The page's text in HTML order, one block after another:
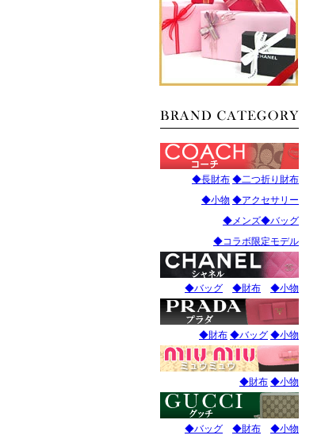
◆長財布 ◆二つ折り財布
◆小物 ◆アクセサリー
◆メンズ◆バッグ
◆コラボ限定モデル
◆バッグ ◆財布 ◆小物
◆財布 ◆バッグ ◆小物
◆財布 ◆小物
◆バッグ ◆財布
◆小物